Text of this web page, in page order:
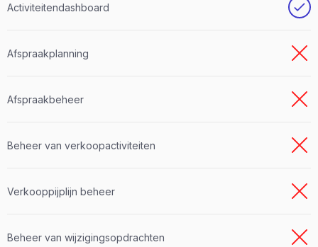
Activiteitendashboard
Afspraakplanning
Afspraakbeheer
Beheer van verkoopactiviteiten
Verkooppijplijn beheer
Beheer van wijzigingsopdrachten